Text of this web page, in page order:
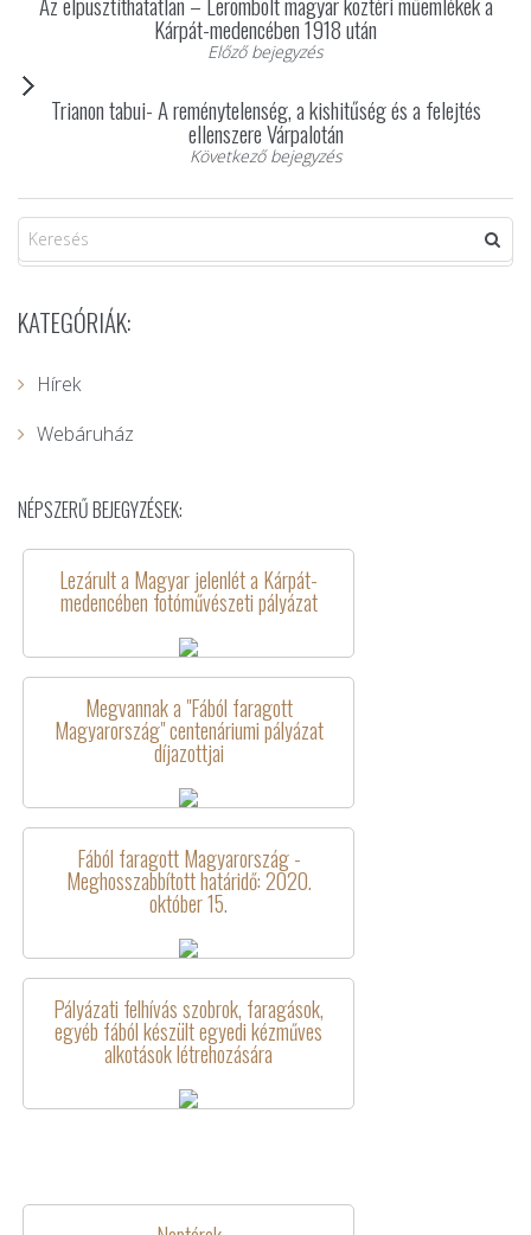
Kárpát-medencében 1918 után
Előző bejegyzés
Trianon tabui- A reménytelenség, a kishitűség és a felejtés
ellenszere Várpalotán
Következő bejegyzés
KATEGÓRIÁK:
Hírek
Webáruház
NÉPSZERŰ BEJEGYZÉSEK:
Lezárult a Magyar jelenlét a Kárpát-
medencében fotóművészeti pályázat
Megvannak a "Fából faragott
Magyarország" centenáriumi pályázat
díjazottjai
Fából faragott Magyarország -
Meghosszabbított határidő: 2020.
október 15.
Pályázati felhívás szobrok, faragások,
egyéb fából készült egyedi kézműves
alkotások létrehozására